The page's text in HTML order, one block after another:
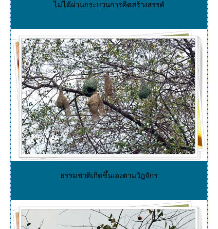
ไม่ได้ผ่านกระบวนการคิดสร้างสรรค์
ธรรมชาติเกิดขึ้นเองตามวัฎจักร